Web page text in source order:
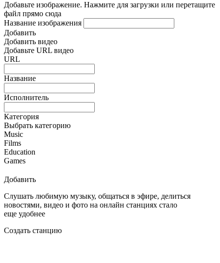
Добавьте изображение. Нажмите для загрузки или перетащите
файл прямо сюда
Название изображения
Добавить
Добавить видео
Добавьте URL видео
URL
Название
Исполнитель
Категория
Выбрать категорию
Music
Films
Education
Games
Добавить
Слушать любимую музыку, общаться в эфире, делиться
новостями, видео и фото на онлайн станциях стало
еще удобнее
Создать станцию